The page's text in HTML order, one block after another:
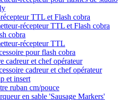
TTL et Flash cobra
récepteur TTL et Flash cobra
cobra
récepteur TTL
pour flash cobra
cadreur et chef opérateur
cadreur et chef opérateur
et insert
ruban cm/pouce
en sable 'Sausage Markers'